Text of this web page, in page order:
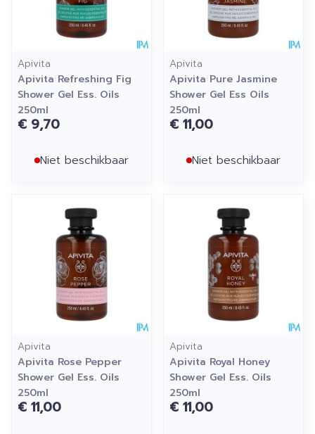
Apivita
Apivita Refreshing Fig
Shower Gel Ess. Oils
250ml
€ 9,70
Niet beschikbaar
Apivita
Apivita Pure Jasmine
Shower Gel Ess Oils
250ml
€ 11,00
Niet beschikbaar
Apivita
Apivita Rose Pepper
Shower Gel Ess. Oils
250ml
€ 11,00
Apivita
Apivita Royal Honey
Shower Gel Ess. Oils
250ml
€ 11,00